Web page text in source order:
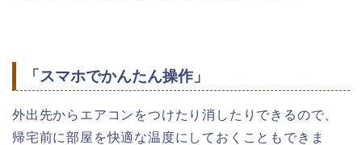
「スマホでかんたん操作」
外出先からエアコンをつけたり消したりできるので、
帰宅前に部屋を快適な温度にしておくこともできま